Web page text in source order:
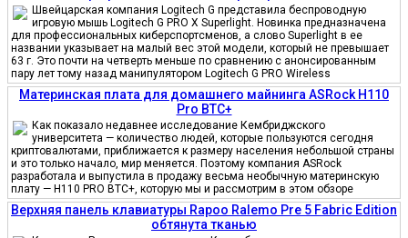
Швейцарская компания Logitech G представила беспроводную
игровую мышь Logitech G PRO X Superlight. Новинка предназначена
для профессиональных киберспортсменов, а слово Superlight в ее
названии указывает на малый вес этой модели, который не превышает
63 г. Это почти на четверть меньше по сравнению с анонсированным
пару лет тому назад манипулятором Logitech G PRO Wireless
Материнская плата для домашнего майнинга ASRock H110
Pro BTC+
Как показало недавнее исследование Кембриджского
университета — количество людей, которые пользуются сегодня
криптовалютами, приближается к размеру населения небольшой страны
и это только начало, мир меняется. Поэтому компания ASRock
разработала и выпустила в продажу весьма необычную материнскую
плату — H110 PRO BTC+, которую мы и рассмотрим в этом обзоре
Верхняя панель клавиатуры Rapoo Ralemo Pre 5 Fabric Edition
обтянута тканью